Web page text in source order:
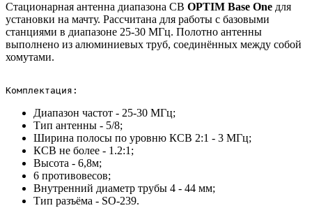
Стационарная антенна диапазона CB OPTIM Base One для
установки на мачту. Рассчитана для работы с базовыми
станциями в диапазоне 25-30 МГц. Полотно антенны
выполнено из алюминиевых труб, соединённых между собой
хомутами.
Комплектация:
Диапазон частот - 25-30 МГц;
Тип антенны - 5/8;
Ширина полосы по уровню КСВ 2:1 - 3 МГц;
КСВ не более - 1.2:1;
Высота - 6,8м;
6 противовесов;
Внутренний диаметр трубы 4 - 44 мм;
Тип разъёма - SO-239.